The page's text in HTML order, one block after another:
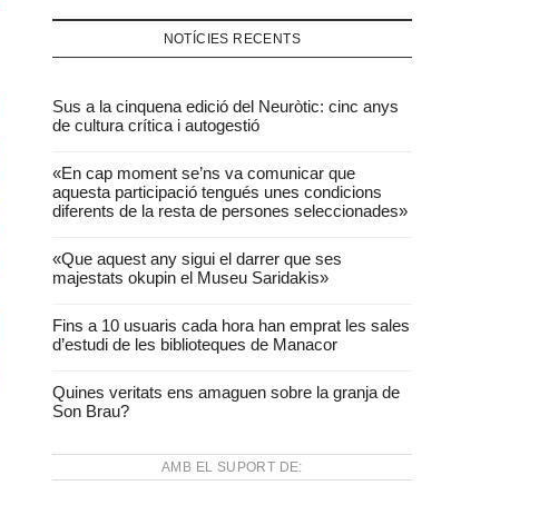
NOTÍCIES RECENTS
Sus a la cinquena edició del Neuròtic: cinc anys
de cultura crítica i autogestió
«En cap moment se’ns va comunicar que
aquesta participació tengués unes condicions
diferents de la resta de persones seleccionades»
«Que aquest any sigui el darrer que ses
majestats okupin el Museu Saridakis»
Fins a 10 usuaris cada hora han emprat les sales
d’estudi de les biblioteques de Manacor
Quines veritats ens amaguen sobre la granja de
Son Brau?
AMB EL SUPORT DE: